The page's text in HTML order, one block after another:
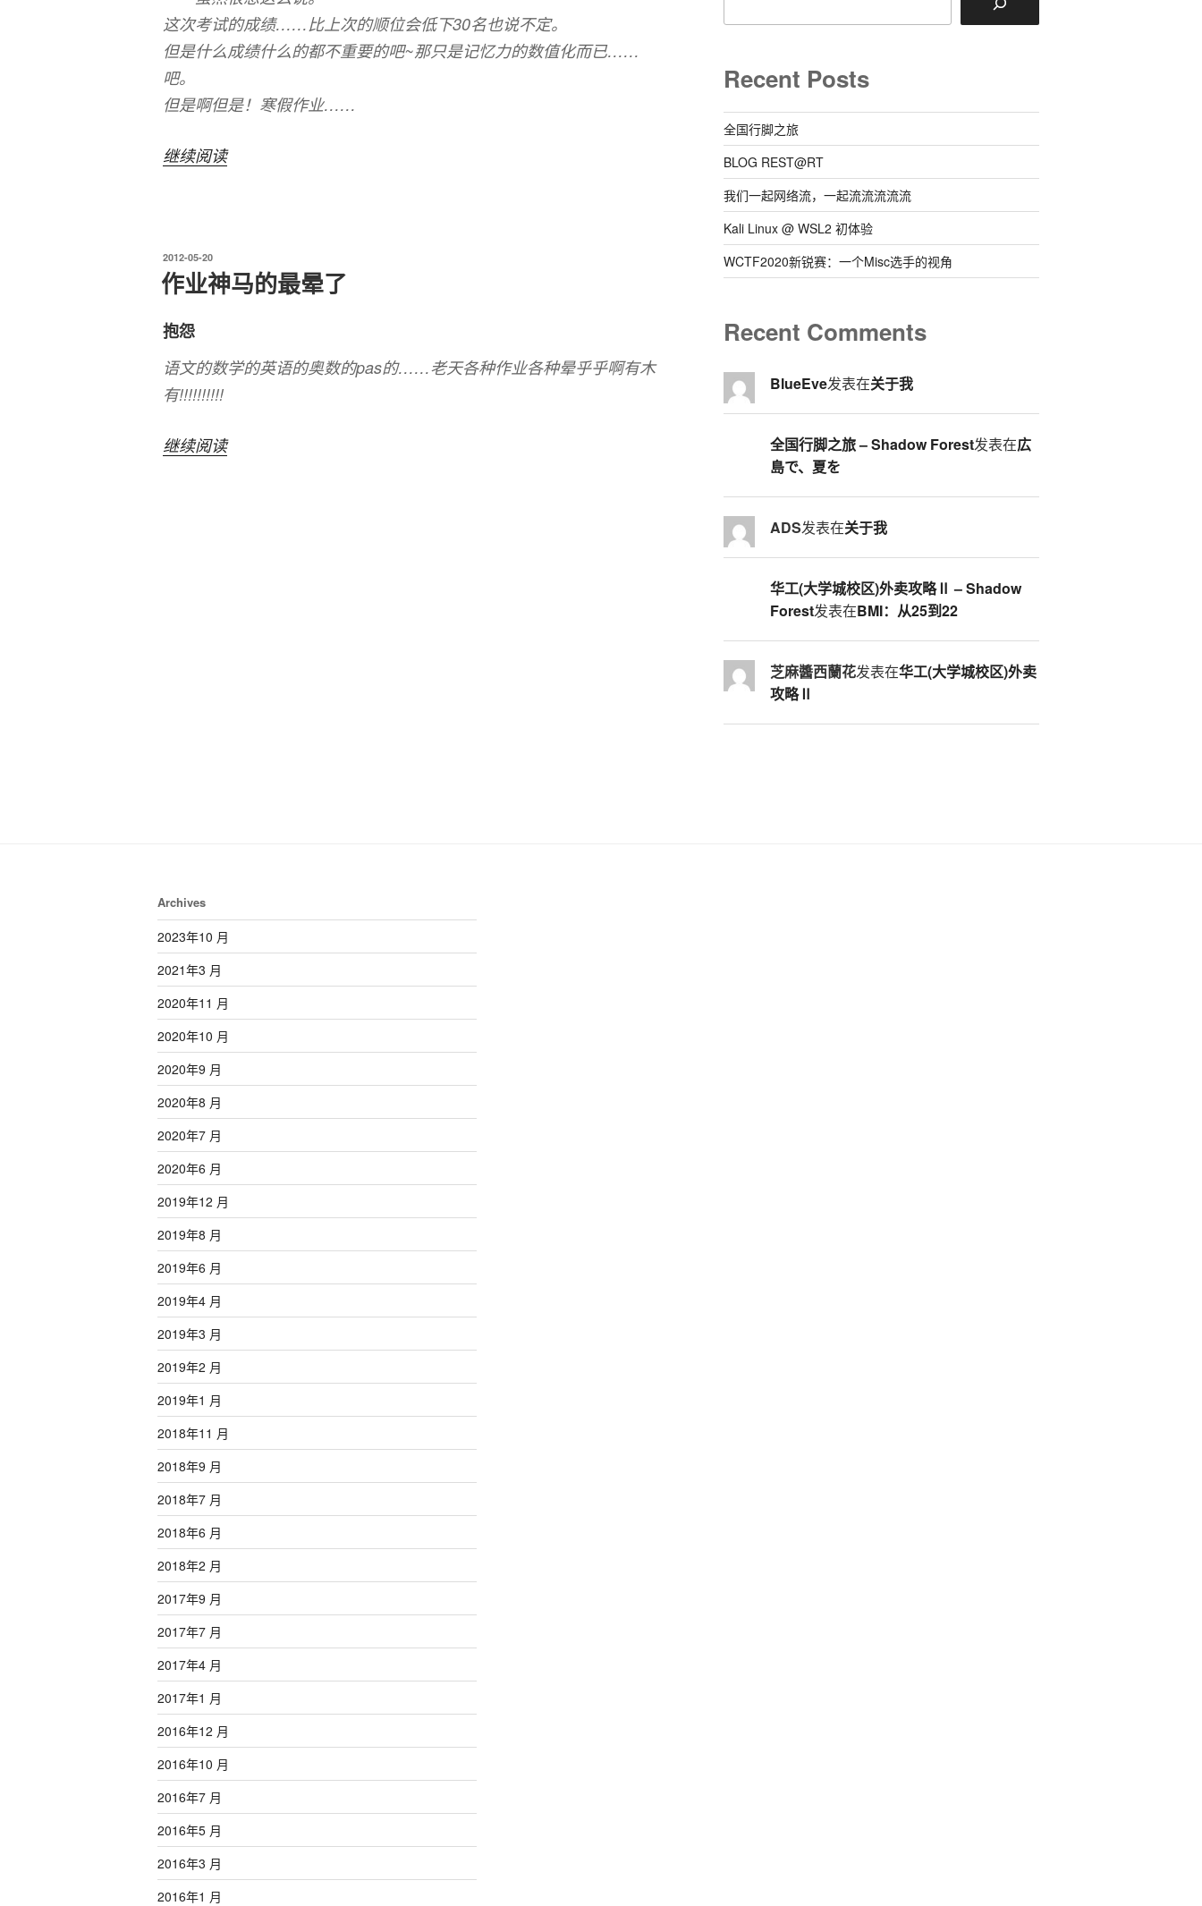
这次考试的成绩……比上次的顺位会低下30名也说不定。
但是什么成绩什么的都不重要的吧~那只是记忆力的数值化而已……
吧。
但是啊但是！寒假作业……
继续阅读“End
发
布
于
2012-05-20
作业神马的最晕了
抱怨
语文的数学的英语的奥数的pas的……老天各种作业各种晕乎乎啊有木
有!!!!!!!!!!
继续阅读“作
Recent Posts
全国行脚之旅
BLOG REST@RT
我们一起网络流，一起流流流流流
Kali Linux @ WSL2 初体验
WCTF2020新锐赛：一个Misc选手的视角
Recent Comments
BlueEve发表在关于我
全国行脚之旅 – Shadow Forest发表在広
島で、夏を
ADS发表在关于我
华工(大学城校区)外卖攻略Ⅱ – Shadow
Forest发表在BMI：从25到22
芝麻醬西蘭花发表在华工(大学城校区)外卖
攻略Ⅱ
Archives
2023年10 月
2021年3 月
2020年11 月
2020年10 月
2020年9 月
2020年8 月
2020年7 月
2020年6 月
2019年12 月
2019年8 月
2019年6 月
2019年4 月
2019年3 月
2019年2 月
2019年1 月
2018年11 月
2018年9 月
2018年7 月
2018年6 月
2018年2 月
2017年9 月
2017年7 月
2017年4 月
2017年1 月
2016年12 月
2016年10 月
2016年7 月
2016年5 月
2016年3 月
2016年1 月